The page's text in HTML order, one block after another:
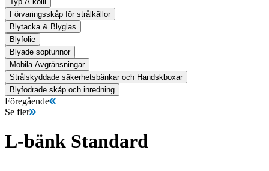
Förvaringsskåp för strålkällor
Blytacka & Blyglas
Blyfolie
Blyade soptunnor
Mobila Avgränsningar
Strålskyddade säkerhetsbänkar och Handskboxar
Blyfodrade skåp och inredning
Föregående
Se fler
L-bänk Standard